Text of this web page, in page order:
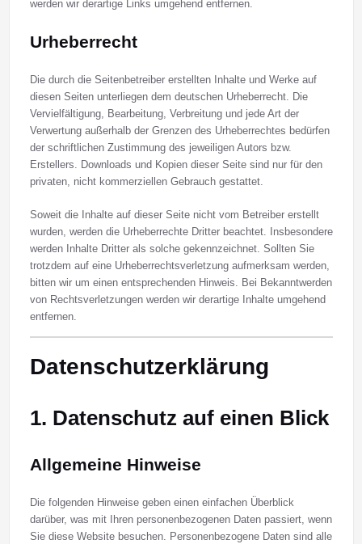
werden wir derartige Links umgehend entfernen.
Urheberrecht
Die durch die Seitenbetreiber erstellten Inhalte und Werke auf
diesen Seiten unterliegen dem deutschen Urheberrecht. Die
Vervielfältigung, Bearbeitung, Verbreitung und jede Art der
Verwertung außerhalb der Grenzen des Urheberrechtes bedürfen
der schriftlichen Zustimmung des jeweiligen Autors bzw.
Erstellers. Downloads und Kopien dieser Seite sind nur für den
privaten, nicht kommerziellen Gebrauch gestattet.
Soweit die Inhalte auf dieser Seite nicht vom Betreiber erstellt
wurden, werden die Urheberrechte Dritter beachtet. Insbesondere
werden Inhalte Dritter als solche gekennzeichnet. Sollten Sie
trotzdem auf eine Urheberrechtsverletzung aufmerksam werden,
bitten wir um einen entsprechenden Hinweis. Bei Bekanntwerden
von Rechtsverletzungen werden wir derartige Inhalte umgehend
entfernen.
Datenschutz­erklärung
1. Datenschutz auf einen Blick
Allgemeine Hinweise
Die folgenden Hinweise geben einen einfachen Überblick
darüber, was mit Ihren personenbezogenen Daten passiert, wenn
Sie diese Website besuchen. Personenbezogene Daten sind alle